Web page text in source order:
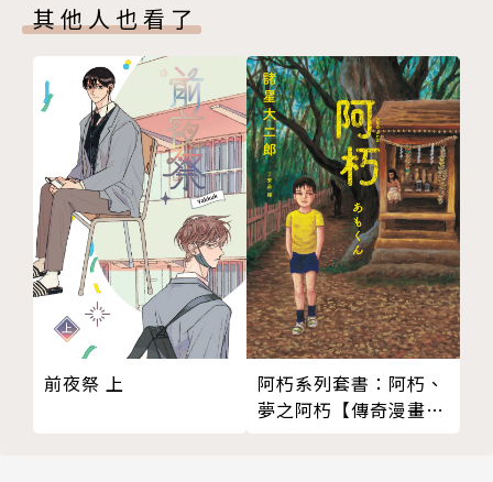
其他人也看了
前夜祭 上
阿朽系列套書：阿朽、
夢之阿朽【傳奇漫畫大